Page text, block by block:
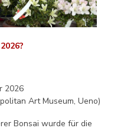
2026
Art Museum, Ueno)
Bonsai wurde für die